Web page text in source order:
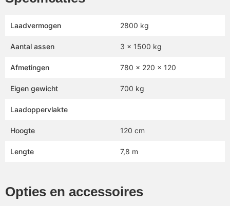
Laadvermogen 2800 kg
Aantal assen 3 x 1500 kg
Afmetingen 780 x 220 x 120
Eigen gewicht 700 kg
Laadoppervlakte
Hoogte 120 cm
Lengte 7,8 m
Opties en accessoires